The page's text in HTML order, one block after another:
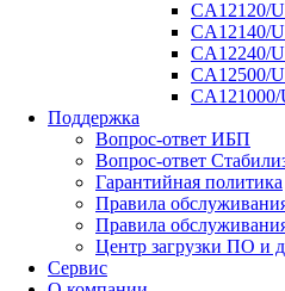
CA12120/
CA12140/
CA12240/
CA12500/
CA121000/
Поддержка
Вопрос-ответ ИБП
Вопрос-ответ
Гарантийная политика
Правила
Правила
Центр загрузки ПО и
Сервис